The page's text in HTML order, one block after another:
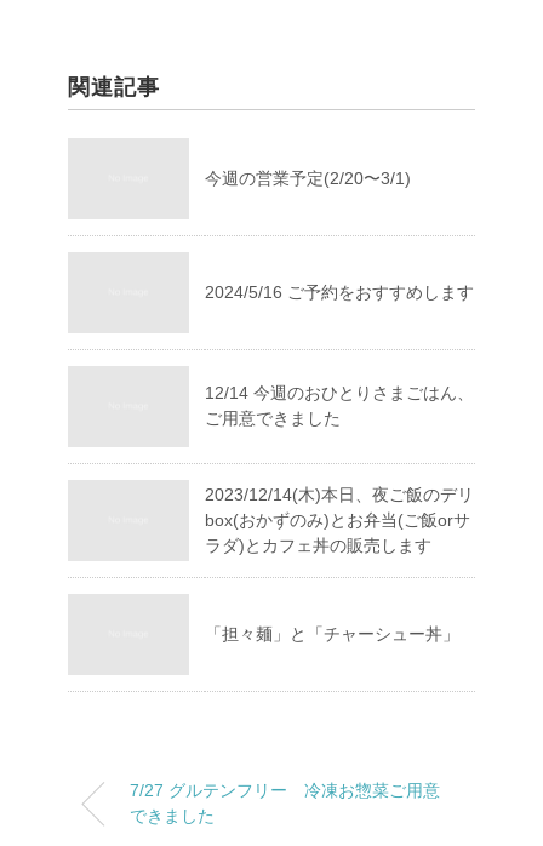
関連記事
今週の営業予定(2/20〜3/1)
2024/5/16 ご予約をおすすめします
12/14 今週のおひとりさまごはん、
ご用意できました
2023/12/14(木)本日、夜ご飯のデリ
box(おかずのみ)とお弁当(ご飯orサ
ラダ)とカフェ丼の販売します
「担々麺」と「チャーシュー丼」
7/27 グルテンフリー 冷凍お惣菜ご用意
できました